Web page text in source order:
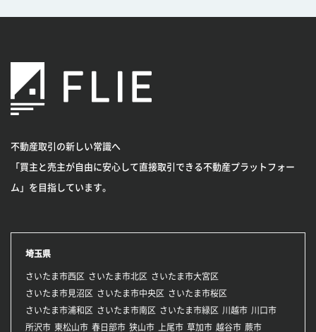
不動産取引の新しい常識へ
「買主と売主が自由に安心して直接取引できる不動産プラットフォー
ム」を目指しています。
埼玉県
さいたま市西区 さいたま市北区
さいたま市大宮区
さいたま市見沼区
さいたま市中央区
さいたま市桜区
さいたま市浦和区
さいたま市南区 さいたま市緑区 川越市 川口市
所沢市 東松山市 春日部市 狭山市 上尾市 草加市 越谷市 蕨市